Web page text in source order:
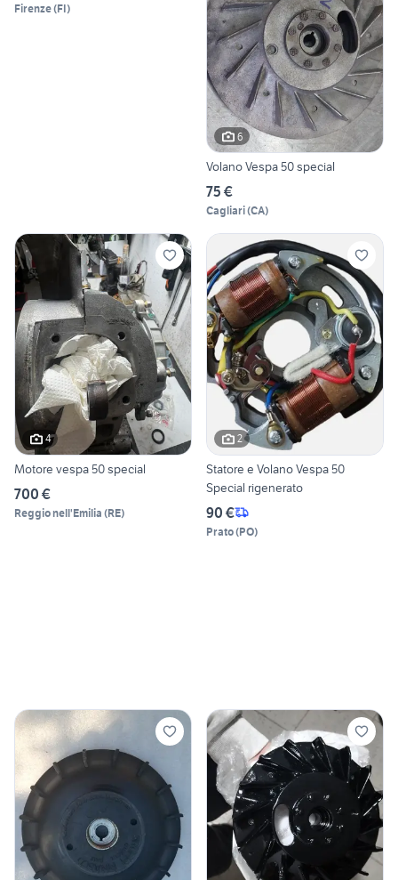
Firenze(FI)
6
Volano Vespa 50 special
75 €
Cagliari(CA)
4
Motore vespa 50 special
700 €
Reggio nell'Emilia (RE)
2
Statore e Volano Vespa 50
Special rigenerato
90 €
Prato(PO)